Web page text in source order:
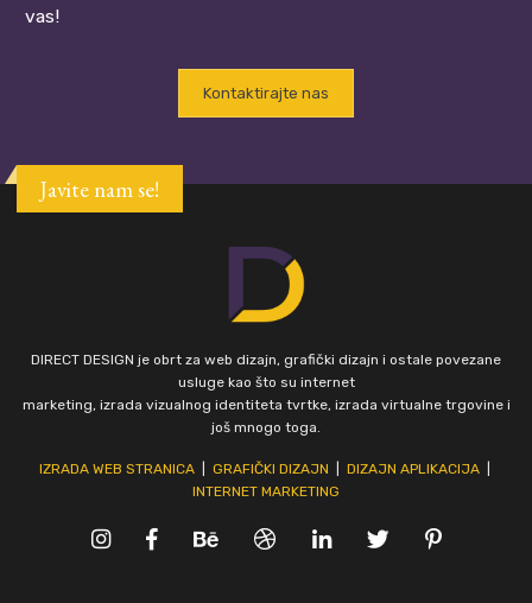
vas!
Kontaktirajte nas
Javite nam se!
DIRECT DESIGN je obrt za web dizajn, grafički dizajn i ostale povezane
usluge kao što su internet
marketing, izrada vizualnog identiteta tvrtke, izrada virtualne trgovine i
još mnogo toga.
IZRADA WEB STRANICA| GRAFIČKI DIZAJN DIZAJN APLIKACIJA|
INTERNET MARKETING